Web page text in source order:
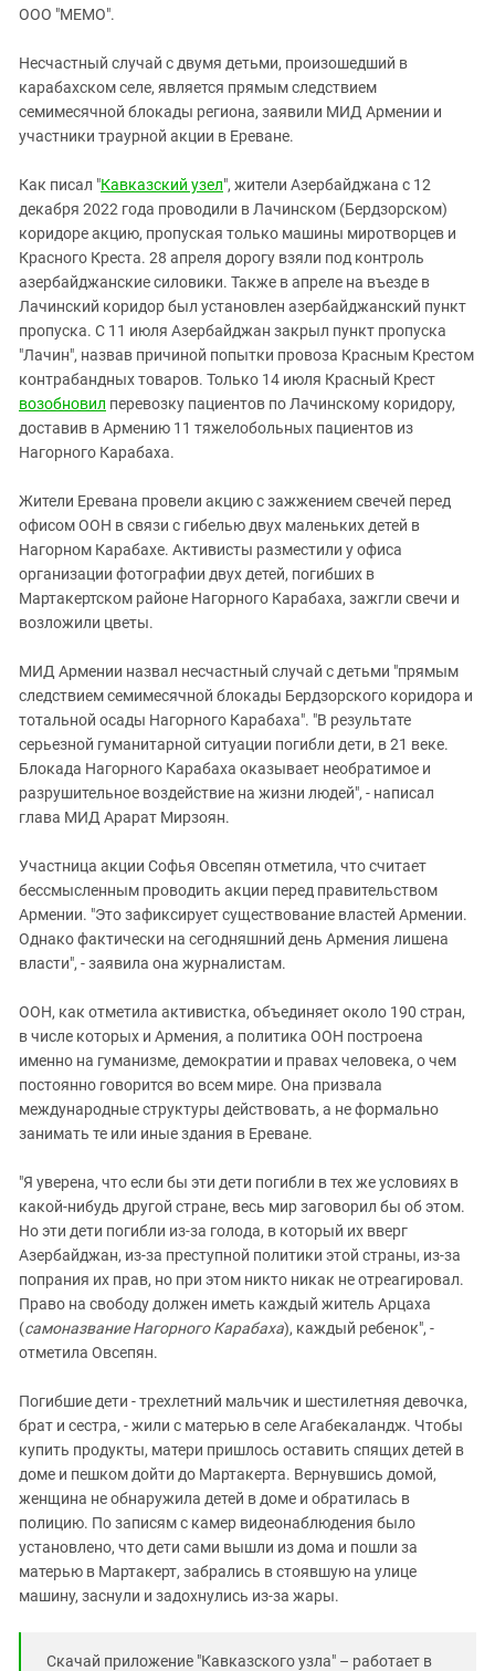
ИНАКОМЫСЛИЕ В ЧЕЧНЕ
ПРЕСЛЕДОВАНИЕ АКТИВИСТОВ
МОБИЛИЗАЦИЯ И ПРОТЕСТЫ
Дагестан
Ингушетия
Кабардино-Балкария
Калмыкия
Краснодарский край
Российская Федерация
Ростовская область
Северная Осетия - Алания
СКФО
Ставропольский край
Чечня
Южная Осетия
Южный Кавказ
ЮФО
ООО "МЕМО".
Несчастный случай с двумя детьми, произошедший в
карабахском селе, является прямым следствием
семимесячной блокады региона, заявили МИД Армении и
участники траурной акции в Ереване.
Как писал "Кавказский узел", жители Азербайджана с 12
декабря 2022 года проводили в Лачинском (Бердзорском)
коридоре акцию, пропуская только машины миротворцев и
Красного Креста. 28 апреля дорогу взяли под контроль
азербайджанские силовики. Также в апреле на въезде в
Лачинский коридор был установлен азербайджанский пункт
пропуска. С 11 июля Азербайджан закрыл пункт пропуска
"Лачин", назвав причиной попытки провоза Красным Крестом
контрабандных товаров. Только 14 июля Красный Крест
возобновил перевозку пациентов по Лачинскому коридору,
доставив в Армению 11 тяжелобольных пациентов из
Нагорного Карабаха.
Жители Еревана провели акцию с зажжением свечей перед
офисом ООН в связи с гибелью двух маленьких детей в
Нагорном Карабахе. Активисты разместили у офиса
организации фотографии двух детей, погибших в
Мартакертском районе Нагорного Карабаха, зажгли свечи и
возложили цветы.
МИД Армении назвал несчастный случай с детьми "прямым
следствием семимесячной блокады Бердзорского коридора и
тотальной осады Нагорного Карабаха". "В результате
серьезной гуманитарной ситуации погибли дети, в 21 веке.
Блокада Нагорного Карабаха оказывает необратимое и
разрушительное воздействие на жизни людей", - написал
глава МИД Арарат Мирзоян.
Участница акции Софья Овсепян отметила, что считает
бессмысленным проводить акции перед правительством
Армении. "Это зафиксирует существование властей Армении.
Однако фактически на сегодняшний день Армения лишена
власти", - заявила она журналистам.
ООН, как отметила активистка, объединяет около 190 стран,
в числе которых и Армения, а политика ООН построена
именно на гуманизме, демократии и правах человека, о чем
постоянно говорится во всем мире. Она призвала
международные структуры действовать, а не формально
занимать те или иные здания в Ереване.
"Я уверена, что если бы эти дети погибли в тех же условиях в
какой-нибудь другой стране, весь мир заговорил бы об этом.
Но эти дети погибли из-за голода, в который их вверг
Азербайджан, из-за преступной политики этой страны, из-за
попрания их прав, но при этом никто никак не отреагировал.
Право на свободу должен иметь каждый житель Арцаха
(самоназвание Нагорного Карабаха), каждый ребенок", -
отметила Овсепян.
Погибшие дети - трехлетний мальчик и шестилетняя девочка,
брат и сестра, - жили с матерью в селе Агабекаландж. Чтобы
купить продукты, матери пришлось оставить спящих детей в
доме и пешком дойти до Мартакерта. Вернувшись домой,
женщина не обнаружила детей в доме и обратилась в
полицию. По записям с камер видеонаблюдения было
установлено, что дети сами вышли из дома и пошли за
матерью в Мартакерт, забрались в стоявшую на улице
машину, заснули и задохнулись из-за жары.
Скачай приложение "Кавказского узла" – работает в